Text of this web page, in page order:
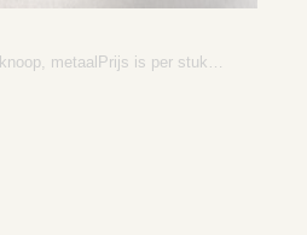
metaalPrijs is per stuk…